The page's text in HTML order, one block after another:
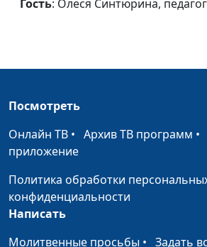
Что дети запоминают
навсегда?
Олеся
Вредные слова
родителей
Олеся
Гость: Олеся Синтюрина,
Посмотреть
Онлайн ТВ • Архив ТВ программ •
приложение
Политика обработки
конфиденциальности
Написать
Молитвенные просьбы • Задать